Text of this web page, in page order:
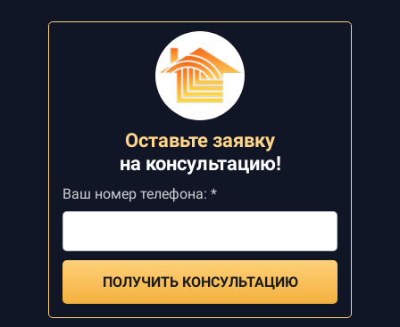
Оставьте заявку
на консультацию!
Ваш номер телефона: *
ПОЛУЧИТЬ КОНСУЛЬТАЦИЮ